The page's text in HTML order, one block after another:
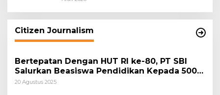
Citizen Journalism
Bertepatan Dengan HUT RI ke-80, PT SBI
Salurkan Beasiswa Pendidikan Kepada 500
Pelajar
20 Agustus 2025